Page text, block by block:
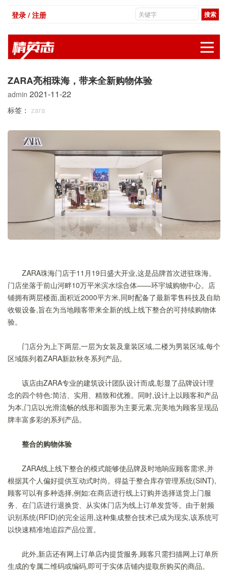
登录 / 注册
ZARA亮相珠海，带来全新购物体验
admin 2021-11-22
标签： zara
ZARA珠海门店于11月19日盛大开业,这是品牌首次进驻珠海。
门店坐落于前山河畔10万平米滨水综合体——环宇城购物中心。店
铺拥有两层楼面,面积近2000平方米,同时配备了最新零售科技及自助
收银设备,旨在为当地顾客带来全新的线上线下整合的可持续购物体
验。
门店分为上下两层,一层为女装及童装区域,二楼为男装区域,每个
区域陈列着ZARA新款秋冬系列产品。
该店由ZARA专业的建筑设计团队设计而成,彰显了品牌设计理
念的四个特色:简洁、实用、精致和优雅。同时,设计上以顾客和产品
为本,门店以光滑流畅的线形和圆形为主要元素,完美地为顾客呈现品
牌丰富多彩的系列产品。
整合的购物体验
ZARA线上线下整合的模式能够使品牌及时地响应顾客需求,并
根据其个人偏好提供互动式时尚。得益于整合库存管理系统(SINT),
顾客可以有多种选择,例如:在商店进行线上订购并选择送货上门服
务、在门店进行退换货、从实体门店为线上订单发货等。由于射频
识别系统(RFID)的完全运用,这种集成整合技术已成为现实,该系统可
以快速精准地追踪产品位置。
此外,新店还有网上订单店内提货服务,顾客只需扫描网上订单所
生成的专属二维码或编码,即可于实体店铺内提取所购买的商品。